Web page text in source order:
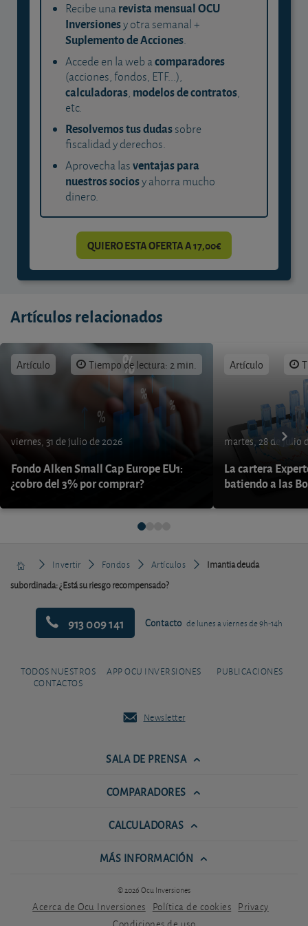
Recibe unarevista mensual OCU
Inversionesy otra semanal +
Suplemento de Acciones.
Accede en la web acomparadores
(acciones, fondos, ETF...),
calculadoras, modelos de contratos,
etc.
Resolvemos tus dudassobre
fiscalidad y derechos.
Aprovecha lasventajas para
nuestros sociosy ahorra mucho
dinero.
QUIERO ESTA OFERTA A 17,00€
Artículos relacionados
Artículo Tiempo de lectura: 2 min.
viernes, 31 de julio de 2026
Fondo Alken Small Cap Europe EU1:
¿cobro del 3% por comprar?
Artículo
martes, 28 de julio
La cartera
batiendo a las
Invertir Fondos Artículos
Imantia deuda
subordinada: ¿Está su riesgo recompensado?
913 009 141 Contacto de lunes a viernes de 9h-14h
TODOS NUESTROS
CONTACTOS
APP OCU INVERSIONES PUBLICACIONES
Newsletter
SALA DE PRENSA
COMPARADORES
CALCULADORAS
MÁS INFORMACIÓN
© 2026 Ocu Inversiones
Acerca de Ocu Inversiones Política de cookies Privacy